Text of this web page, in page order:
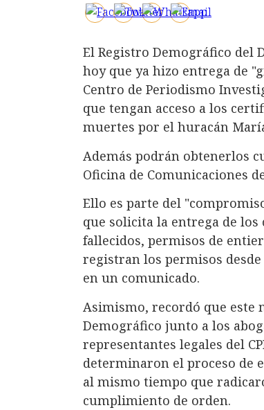
El Registro Demográfico del
hoy que ya hizo entrega de
Centro de Periodismo
que tengan acceso a los
muertes por el huracán
Además podrán obtenerlos
Oficina de Comunicaciones
Ello es parte del
que solicita la entrega de los
fallecidos, permisos de
registran los permisos
en un comunicado.
Asimismo, recordó que este
Demográfico junto a los
representantes legales del
determinaron el proceso de
al mismo tiempo que
cumplimiento de orden.